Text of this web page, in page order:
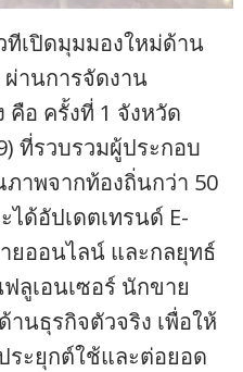
ทีเปิดมุมมองใหม่ด้าน
านการจัดงาน
คือ ครั้งที่ 1 จังหวัด
ที่รวบรวมผู้ประกอบ
าพจากท้องถิ่นกว่า 50
ได้อัปเดตเทรนด์ E-
ยออนไลน์ และกลยุทธ์
ลูเอนเซอร์ นักขาย
นธุรกิจตัวจริง เพื่อให้
ระยุกต์ใช้และต่อยอด